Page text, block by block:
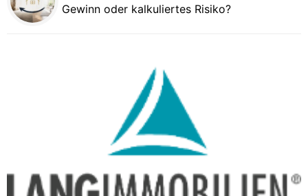
Gewinn oder kalkuliertes Risiko?